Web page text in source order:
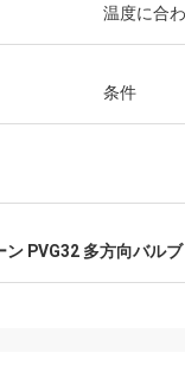
カーロ
常に製造者および専門
温度に合
条件
ン PVG32 多方向バルブ